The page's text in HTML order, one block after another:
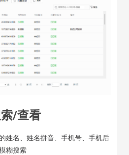
/查看
姓名、姓名拼音、手机号、手机后
糊搜索